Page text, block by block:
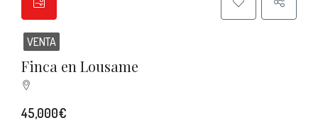
VENTA
Finca en Lousame
45,000€